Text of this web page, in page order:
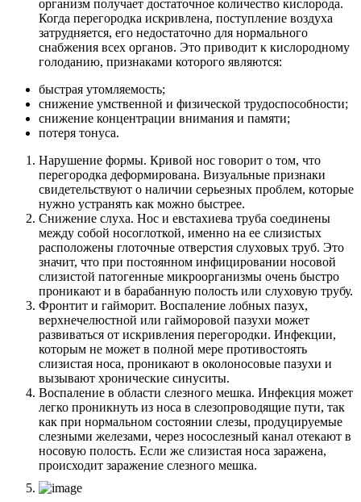
организм получает достаточное количество кислорода.
Когда перегородка искривлена, поступление воздуха
затрудняется, его недостаточно для нормального
снабжения всех органов. Это приводит к кислородному
голоданию, признаками которого являются:
быстрая утомляемость;
снижение умственной и физической трудоспособности;
снижение концентрации внимания и памяти;
потеря тонуса.
Нарушение формы. Кривой нос говорит о том, что
перегородка деформирована. Визуальные признаки
свидетельствуют о наличии серьезных проблем, которые
нужно устранять как можно быстрее.
Снижение слуха. Нос и евстахиева труба соединены
между собой носоглоткой, именно на ее слизистых
расположены глоточные отверстия слуховых труб. Это
значит, что при постоянном инфицировании носовой
слизистой патогенные микроорганизмы очень быстро
проникают и в барабанную полость или слуховую трубу.
Фронтит и гайморит. Воспаление лобных пазух,
верхнечелюстной или гайморовой пазухи может
развиваться от искривления перегородки. Инфекции,
которым не может в полной мере противостоять
слизистая носа, проникают в околоносовые пазухи и
вызывают хронические синуситы.
Воспаление в области слезного мешка. Инфекция может
легко проникнуть из носа в слезопроводящие пути, так
как при нормальном состоянии слезы, продуцируемые
слезными железами, через носослезный канал отекают в
носовую полость. Если же слизистая носа заражена,
происходит заражение слезного мешка.